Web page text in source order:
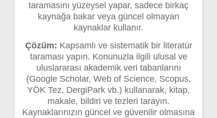
taramasını yüzeysel yapar, sadece birkaç
kaynağa bakar veya güncel olmayan
kaynaklar kullanır.
Çözüm: Kapsamlı ve sistematik bir literatür
taraması yapın. Konunuzla ilgili ulusal ve
uluslararası akademik veri tabanlarını
(Google Scholar, Web of Science, Scopus,
YÖK Tez, DergiPark vb.) kullanarak, kitap,
makale, bildiri ve tezleri tarayın.
Kaynaklarınızın güncel ve güvenilir olmasına